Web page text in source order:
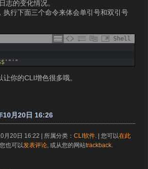
志的变化情况。
执行下面三个命令来体会单引号和双引号
Shell
"'"
你的CLI增色很多哦。
10月20日 16:26
月20日 16:22 | 所属分类：CLI软件 . | 您可以在此
也可以 发表评论 , 或从您的网站trackback